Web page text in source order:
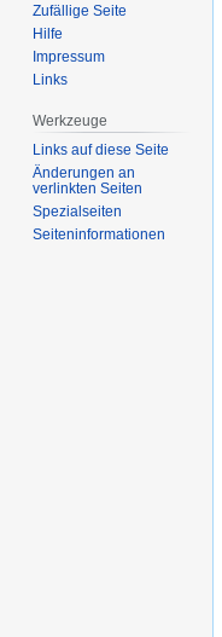
Zufällige Seite
Hilfe
Impressum
Links
Werkzeuge
Links auf diese Seite
Änderungen an
verlinkten Seiten
Spezialseiten
Seiten­­informationen